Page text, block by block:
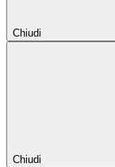
Chiudi
Chiudi